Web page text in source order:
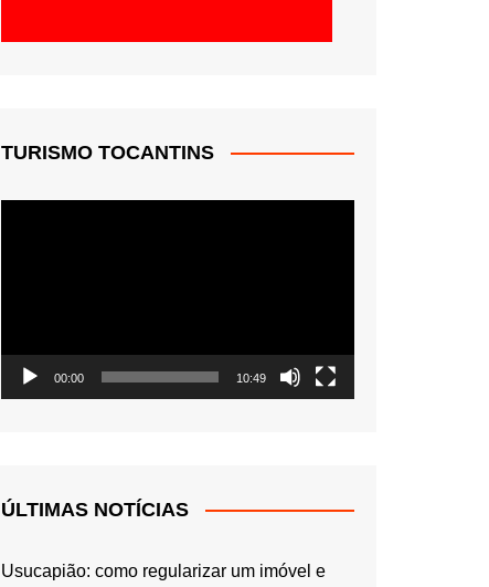
TURISMO TOCANTINS
00:00 10:49
ÚLTIMAS NOTÍCIAS
Usucapião: como regularizar um imóvel e